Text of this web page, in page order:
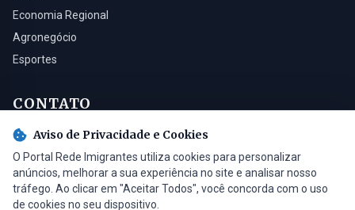
Economia Regional
Agronegócio
Esportes
CONTATO
Turvo - SC, 88930-000
(48) 3525-0321
contato@radioimigrantes.com.br
Aviso de Privacidade e Cookies
O Portal Rede Imigrantes utiliza cookies para personalizar
anúncios, melhorar a sua experiência no site e analisar nosso
tráfego. Ao clicar em "Aceitar Todos", você concorda com o uso
de cookies no seu dispositivo.